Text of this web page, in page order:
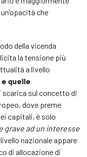
che
della vicenda
la tensione più
a livello
quelle
scarica sul concetto di
dove preme
capitali, è solo
ad un interesse
livello nazionale appare
di allocazione di